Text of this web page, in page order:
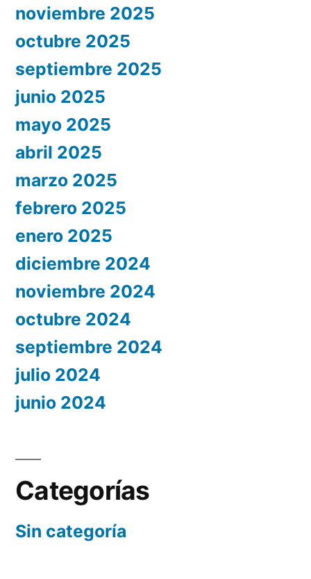
noviembre 2025
octubre 2025
septiembre 2025
junio 2025
mayo 2025
abril 2025
marzo 2025
febrero 2025
enero 2025
diciembre 2024
noviembre 2024
octubre 2024
septiembre 2024
julio 2024
junio 2024
Categorías
Sin categoría